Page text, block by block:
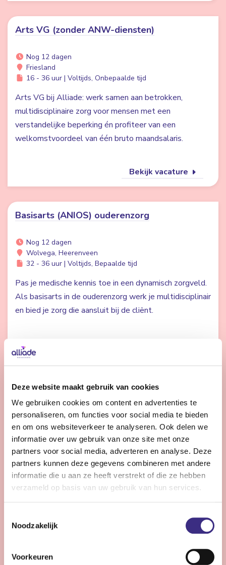
Deze website maakt gebruik van cookies
We gebruiken cookies om content en advertenties te
personaliseren, om functies voor social media te bieden
en om ons websiteverkeer te analyseren. Ook delen we
informatie over uw gebruik van onze site met onze
partners voor social media, adverteren en analyse. Deze
partners kunnen deze gegevens combineren met andere
informatie die u aan ze heeft verstrekt of die ze hebben
verzameld op basis van uw gebruik van hun services.
Noodzakelijk
Voorkeuren
Arts VG (zonder ANW-diensten)
Nog 12 dagen
Friesland
16 - 36 uur | Voltijds, Onbepaalde tijd
Arts VG bij Alliade: werk samen aan betrokken,
multidisciplinaire zorg voor mensen met een
verstandelijke beperking én profiteer van een
welkomstvoordeel van één bruto maandsalaris.
Bekijk vacature
Basisarts (ANIOS) ouderenzorg
Nog 12 dagen
Wolvega, Heerenveen
32 - 36 uur | Voltijds, Bepaalde tijd
Pas je medische kennis toe in een dynamisch zorgveld.
Als basisarts in de ouderenzorg werk je multidisciplinair
en bied je zorg die aansluit bij de cliënt.
Gedragskundige jeugdzorg
Nog 12 dagen
Friesland
24 - 36 uur | Deeltijds, Onbepaalde tijd
Wil jij jouw expertise inzetten voor kinderen en
jongeren (0-18 jr) met een licht verstandelijke
beperking? Versterk ons team en draag bij aan hun zorg
Bekijk vacature